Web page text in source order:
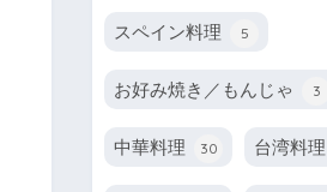
スペイン料理 5
お好み焼き／もんじゃ 3
中華料理 30 台湾料理